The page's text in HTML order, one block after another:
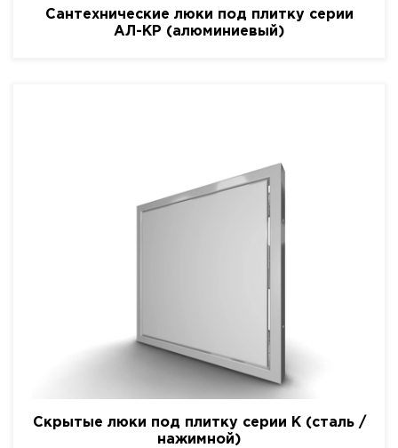
Сантехнические люки под плитку серии
АЛ-КР (алюминиевый)
Скрытые люки под плитку серии K (сталь /
нажимной)